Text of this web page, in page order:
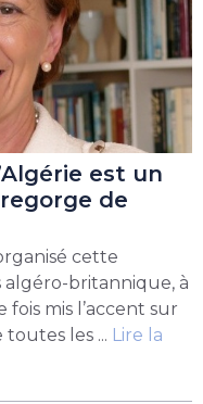
est un
de
cette
algéro-britannique, à
mis l’accent sur
toutes les ... Lire la